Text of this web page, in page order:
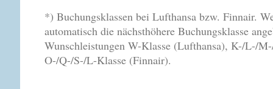
*) Buchungsklassen bei Lufthansa bzw. Finnair.
automatisch die nächsthöhere Buchungsklasse
Wunschleistungen W-Klasse (Lufthansa), K-/L-/
O-/Q-/S-/L-Klasse (Finnair).